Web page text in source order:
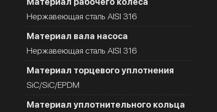
Нержавеющая сталь AISI 316
Материал вала насоса
Нержавеющая сталь AISI 316
Материал торцевого уплотнения
SiC/SiC/EPDM
Материал уплотнительного кольца